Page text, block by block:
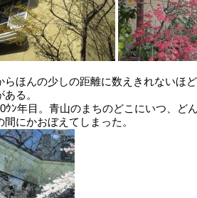
らほんの少しの距離に数えきれないほ
る。
ｳﾝ年目。青山のまちのどこにいつ、ど
間にかおぼえてしまった。